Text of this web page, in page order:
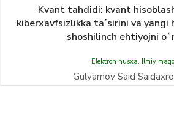
Kvant tahdidi: kvant
kiberxavfsizlikka taʼsirini va yangi
shoshilinch ehtiyojni
Elektron nusxa, Ilmiy
Gulyamov Said